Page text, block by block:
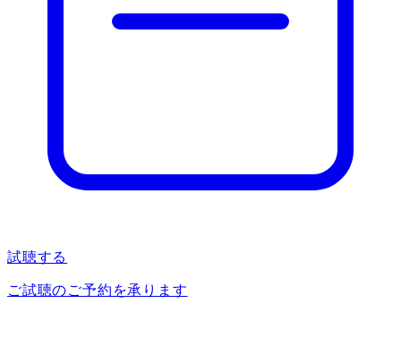
試聴する
ご試聴のご予約を承ります